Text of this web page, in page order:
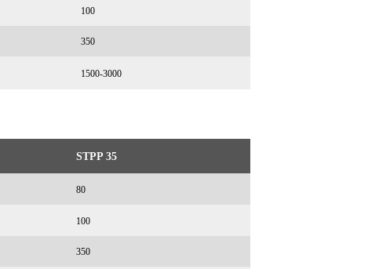
100
350
1500-3000
STPP 35
80
100
350